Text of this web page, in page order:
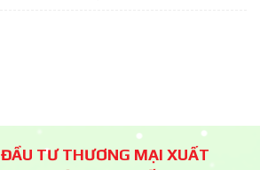
TƯ THƯƠNG MẠI XUẤT